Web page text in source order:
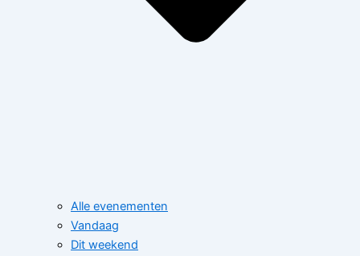
Alle evenementen
Vandaag
Dit weekend